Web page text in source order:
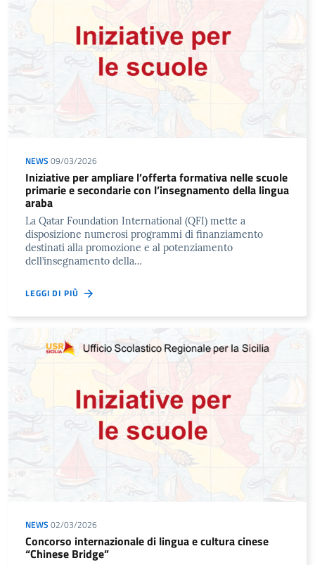
NEWS 09/03/2026
Iniziative per ampliare l’offerta formativa nelle scuole
primarie e secondarie con l’insegnamento della lingua
araba
La Qatar Foundation International (QFI) mette a
disposizione numerosi programmi di finanziamento
destinati alla promozione e al potenziamento
dell’insegnamento della…
LEGGI DI PIÙ
NEWS 02/03/2026
Concorso internazionale di lingua e cultura cinese
“Chinese Bridge”